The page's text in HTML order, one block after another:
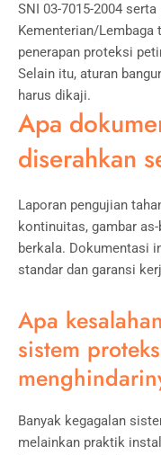
SNI 03-7015-2004
Kementerian/
penerapan proteksi
Selain itu, aturan
harus dikaji.
Apa
diserahkan
Laporan pengujian
kontinuitas, gambar
berkala. Dokumentasi
standar dan garansi
Apa
sistem
Banyak kegagalan
melainkan praktik